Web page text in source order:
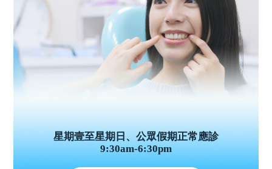
星期壹至星期日、公眾假期正常應診
9:30am-6:30pm